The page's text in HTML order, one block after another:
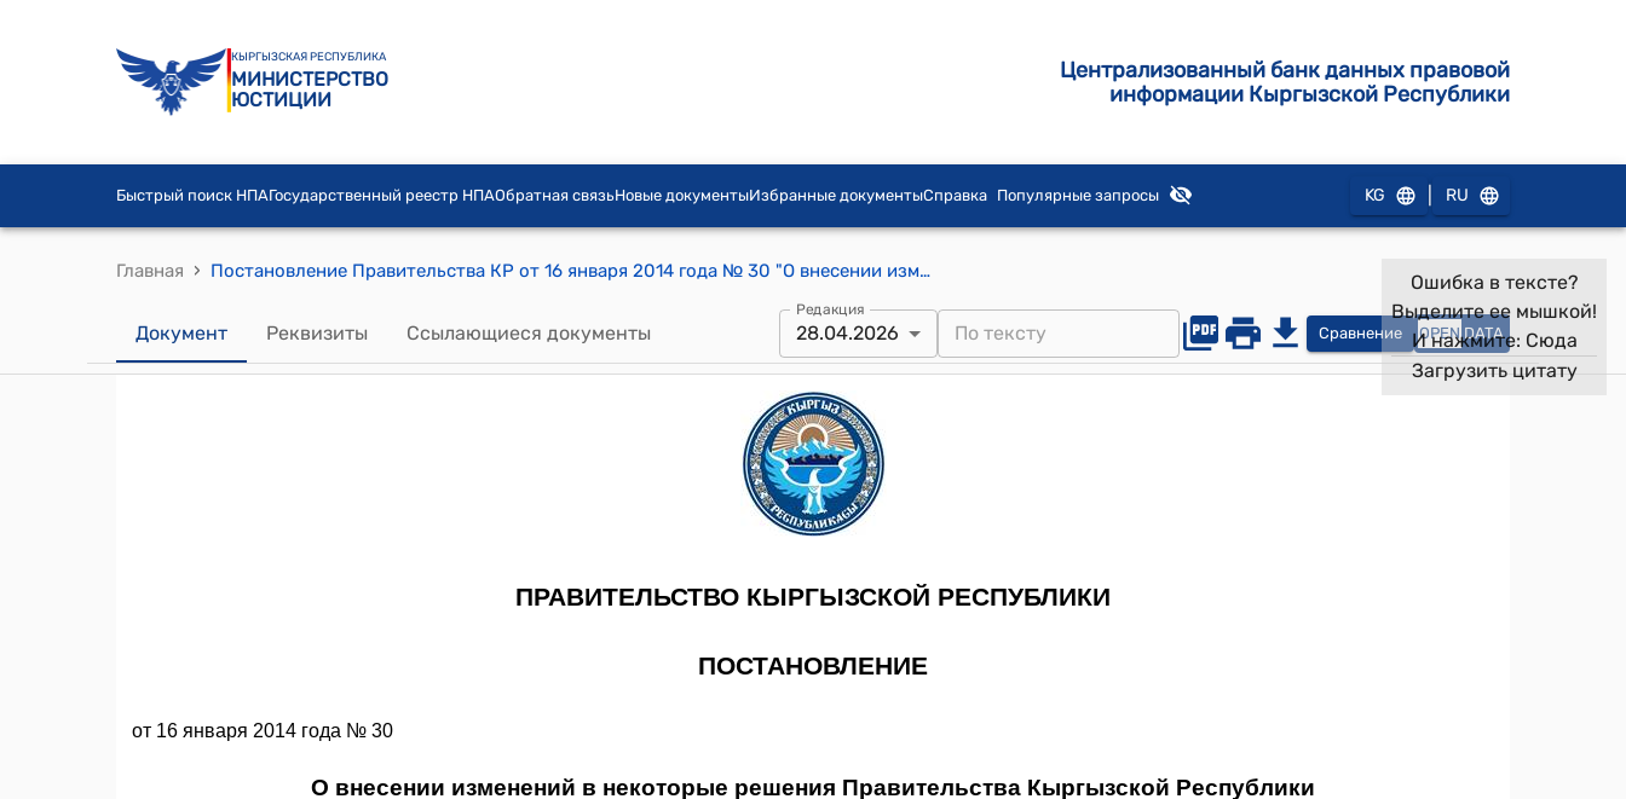
КЫРГЫЗСКАЯ РЕСПУБЛИКА
МИНИСТЕРСТВО
ЮСТИЦИИ
Централизованный банк данных правовой
информации Кыргызской Республики
Быстрый поиск НПАГосударственный реестр НПАОбратная связьНовые документыИзбранные документыСправка Популярные запросы KG RU
Главная › Постановление Правительства КР от 16 января 2014 года № 30 "О внесении изменений в некоторые решения Правительства Кыргызской Республики"
Документ Реквизиты Ссылающиеся документы
Редакция
28.04.2026 Сравнение OPEN DATA
Ошибка в тексте?
Выделите ее мышкой!
И нажмите: Сюда
Загрузить цитату